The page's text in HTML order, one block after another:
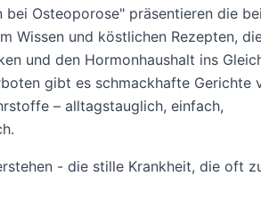
bei Osteoporose" präsentieren die
Wissen und köstlichen Rezepten,
und den Hormonhaushalt ins
gibt es schmackhafte Gerichte
– alltagstauglich, einfach,
- die stille Krankheit, die oft